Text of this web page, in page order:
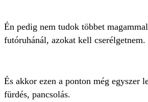
Én pedig nem tudok többet
futóruhánál, azokat kell cserélgetnem.
És akkor ezen a ponton még egyszer
fürdés, pancsolás.